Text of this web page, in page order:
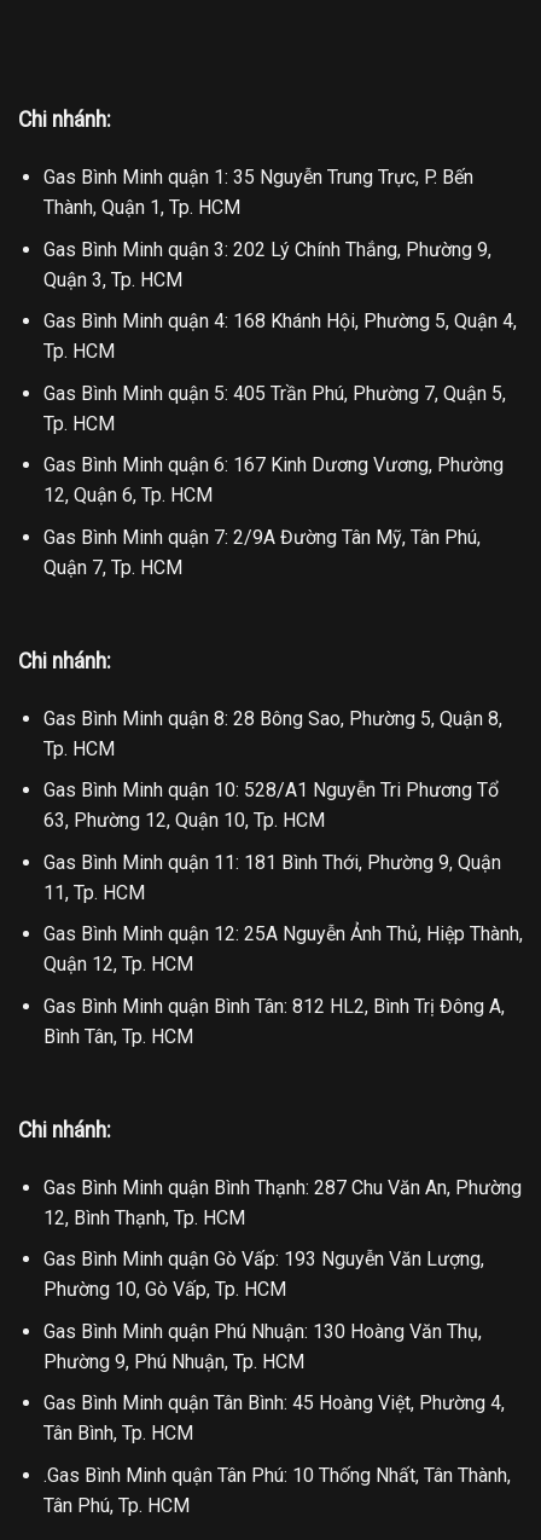
Chi nhánh:
Gas Bình Minh quận 1: 35 Nguyễn Trung Trực, P. Bến
Thành, Quận 1, Tp. HCM
Gas Bình Minh quận 3: 202 Lý Chính Thắng, Phường 9,
Quận 3, Tp. HCM
Gas Bình Minh quận 4: 168 Khánh Hội, Phường 5, Quận 4,
Tp. HCM
Gas Bình Minh quận 5: 405 Trần Phú, Phường 7, Quận 5,
Tp. HCM
Gas Bình Minh quận 6: 167 Kinh Dương Vương, Phường
12, Quận 6, Tp. HCM
Gas Bình Minh quận 7: 2/9A Đường Tân Mỹ, Tân Phú,
Quận 7, Tp. HCM
Chi nhánh:
Gas Bình Minh quận 8: 28 Bông Sao, Phường 5, Quận 8,
Tp. HCM
Gas Bình Minh quận 10: 528/A1 Nguyễn Tri Phương Tổ
63, Phường 12, Quận 10, Tp. HCM
Gas Bình Minh quận 11: 181 Bình Thới, Phường 9, Quận
11, Tp. HCM
Gas Bình Minh quận 12: 25A Nguyễn Ảnh Thủ, Hiệp Thành,
Quận 12, Tp. HCM
Gas Bình Minh quận Bình Tân: 812 HL2, Bình Trị Đông A,
Bình Tân, Tp. HCM
Chi nhánh:
Gas Bình Minh quận Bình Thạnh: 287 Chu Văn An, Phường
12, Bình Thạnh, Tp. HCM
Gas Bình Minh quận Gò Vấp: 193 Nguyễn Văn Lượng,
Phường 10, Gò Vấp, Tp. HCM
Gas Bình Minh quận Phú Nhuận: 130 Hoàng Văn Thụ,
Phường 9, Phú Nhuận, Tp. HCM
Gas Bình Minh quận Tân Bình: 45 Hoàng Việt, Phường 4,
Tân Bình, Tp. HCM
.Gas Bình Minh quận Tân Phú: 10 Thống Nhất, Tân Thành,
Tân Phú, Tp. HCM